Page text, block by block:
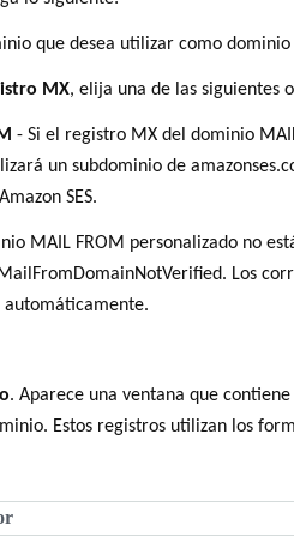
que desea utilizar como dominio
MX, elija una de las siguientes
- Si el registro MX del dominio
un subdominio de
SES.
MAIL FROM personalizado no
Los
automáticamente.
. Aparece una ventana que contiene
Estos registros utilizan los